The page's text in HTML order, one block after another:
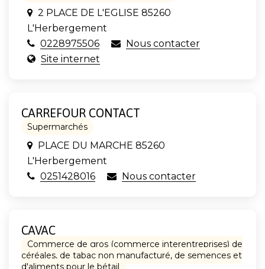
2 PLACE DE L'EGLISE 85260
L'Herbergement
0228975506
Nous contacter
Site internet
CARREFOUR CONTACT
Supermarchés
PLACE DU MARCHE 85260
L'Herbergement
0251428016
Nous contacter
CAVAC
Commerce de gros (commerce interentreprises) de
céréales, de tabac non manufacturé, de semences et
d'aliments pour le bétail